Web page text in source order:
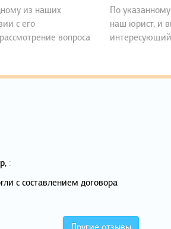
из наших
с его
вопроса
По
наш юрист, и
, :
с составлением договора